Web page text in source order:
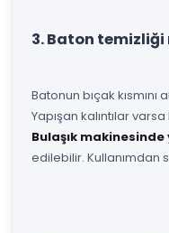
3. Baton temizliği
Batonun bıçak kısmını
Yapışan kalıntılar
Bulaşık
edilebilir. Kullanımdan